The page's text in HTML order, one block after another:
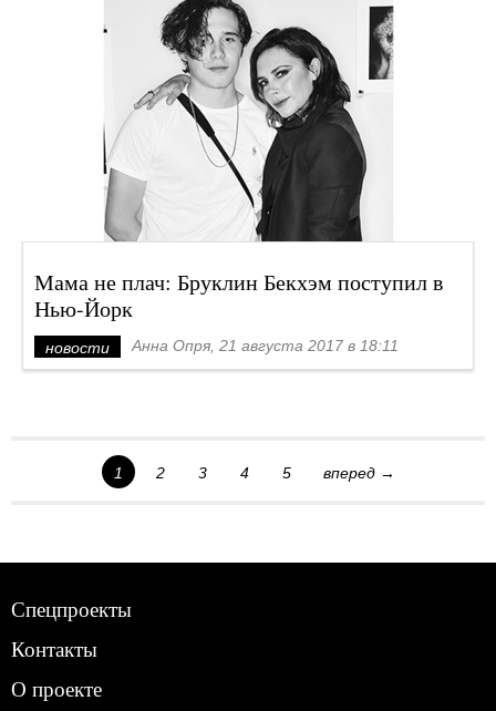
Мама не плач: Бруклин Бекхэм поступил в
Нью-Йорк
новости Анна Опря, 21 августа 2017 в 18:11
1 2 3 4 5 вперед →
Спецпроекты
Контакты
О проекте